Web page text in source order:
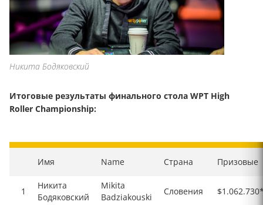
Никита Бодяковский
Итоговые результаты финального стола WPT High
Roller Championship:
Имя Name Страна Призовые
1
Никита
Бодяковский
Mikita
Badziakouski
Словения